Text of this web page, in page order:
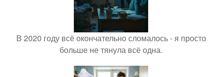
В 2020 году всё окончательно сломалось - я просто
больше не тянула всё одна.